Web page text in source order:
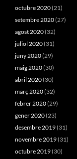
octubre 2020(21)
setembre 2020(27)
agost 2020(32)
juliol 2020(31)
juny 2020(29)
maig 2020(30)
abril 2020(30)
març 2020(32)
febrer 2020(29)
gener 2020(23)
desembre 2019(31)
novembre 2019(31)
octubre 2019(30)